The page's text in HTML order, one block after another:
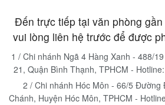
Đến trực tiếp tại văn phòng
vui lòng liên hệ trước để được
1 / Chi nhánh Ngã 4 Hàng Xanh - 488/
21, Quận Bình Thạnh, TPHCM - Hotline:
2 / Chi nhánh Hóc Môn - 66/5 Đường
Chánh, Huyện Hóc Môn, TPHCM -